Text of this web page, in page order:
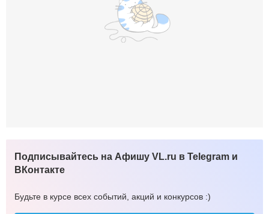
Подписывайтесь на Афишу VL.ru в Telegram и
ВКонтакте
Будьте в курсе всех событий, акций и конкурсов :)